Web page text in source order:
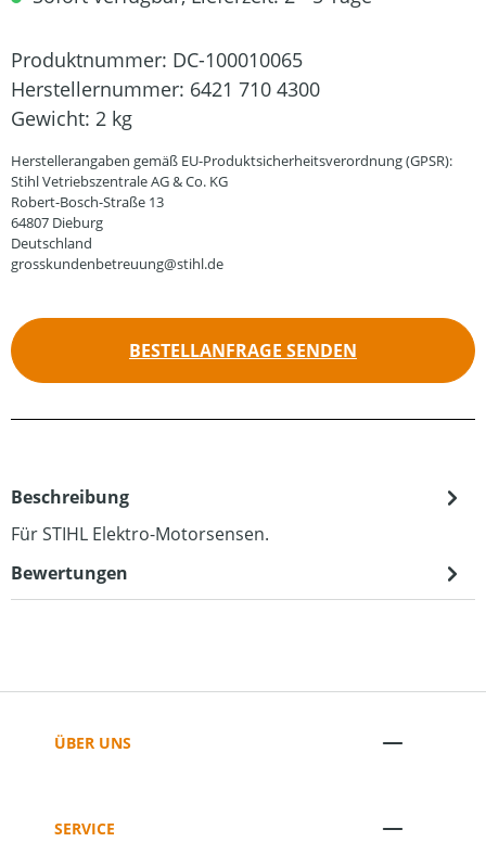
Produktnummer: DC-100010065
Herstellernummer: 6421 710 4300
Gewicht: 2 kg
Herstellerangaben gemäß EU-Produktsicherheitsverordnung (GPSR):
Stihl Vetriebszentrale AG & Co. KG
Robert-Bosch-Straße 13
64807 Dieburg
Deutschland
grosskundenbetreuung@stihl.de
BESTELLANFRAGE SENDEN
Beschreibung
Für STIHL Elektro-Motorsensen.
Bewertungen
ÜBER UNS
SERVICE